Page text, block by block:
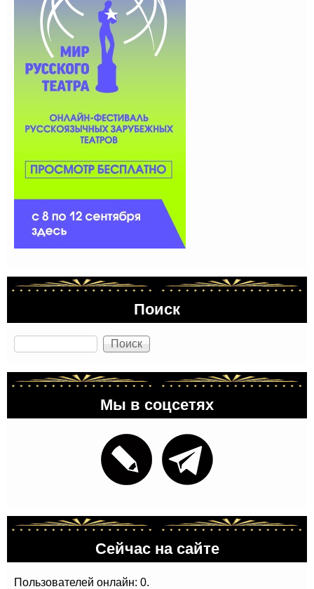
Поиск
Поиск
Мы в соцсетях
Сейчас на сайте
Пользователей онлайн: 0.